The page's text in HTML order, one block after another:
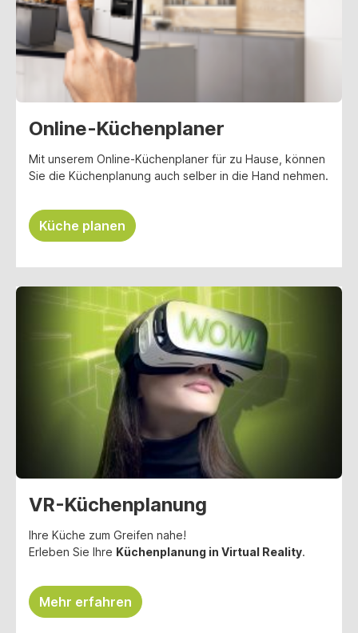
Online-Küchenplaner
Mit unserem Online-Küchenplaner für zu Hause, können
Sie die Küchenplanung auch selber in die Hand nehmen.
Küche planen
VR-Küchenplanung
Ihre Küche zum Greifen nahe!
Erleben Sie Ihre Küchenplanung in Virtual Reality.
Mehr erfahren